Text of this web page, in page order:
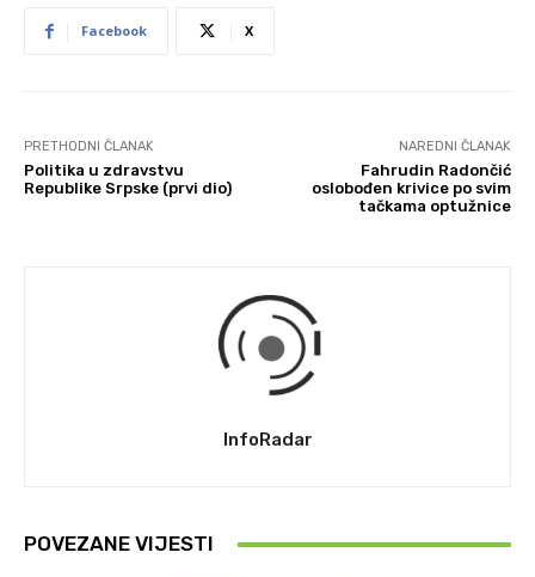
Facebook X
PRETHODNI ČLANAK
Politika u zdravstvu
Republike Srpske (prvi dio)
NAREDNI ČLANAK
Fahrudin Radončić
oslobođen krivice po svim
tačkama optužnice
InfoRadar
POVEZANE VIJESTI